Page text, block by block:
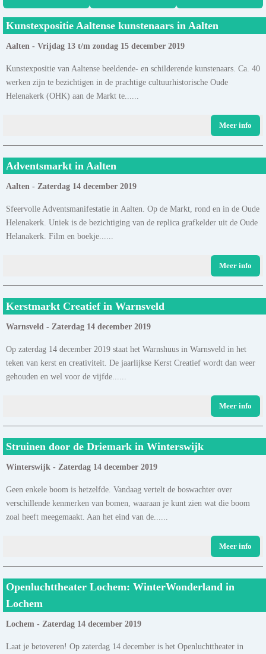
Kunstexpositie Aaltense kunstenaars in Aalten
Aalten - Vrijdag 13 t/m zondag 15 december 2019
Kunstexpositie van Aaltense beeldende- en schilderende kunstenaars. Ca. 40
werken zijn te bezichtigen in de prachtige cultuurhistorische Oude
Helenakerk (OHK) aan de Markt te......
Meer info
Adventsmarkt in Aalten
Aalten - Zaterdag 14 december 2019
Sfeervolle Adventsmanifestatie in Aalten. Op de Markt, rond en in de Oude
Helenakerk. Uniek is de bezichtiging van de replica grafkelder uit de Oude
Helanakerk. Film en boekje......
Meer info
Kerstmarkt Creatief in Warnsveld
Warnsveld - Zaterdag 14 december 2019
Op zaterdag 14 december 2019 staat het Warnshuus in Warnsveld in het
teken van kerst en creativiteit. De jaarlijkse Kerst Creatief wordt dan weer
gehouden en wel voor de vijfde......
Meer info
Struinen door de Driemark in Winterswijk
Winterswijk - Zaterdag 14 december 2019
Geen enkele boom is hetzelfde. Vandaag vertelt de boswachter over
verschillende kenmerken van bomen, waaraan je kunt zien wat die boom
zoal heeft meegemaakt. Aan het eind van de......
Meer info
Openluchttheater Lochem: WinterWonderland in
Lochem
Lochem - Zaterdag 14 december 2019
Laat je betoveren! Op zaterdag 14 december is het Openluchttheater in